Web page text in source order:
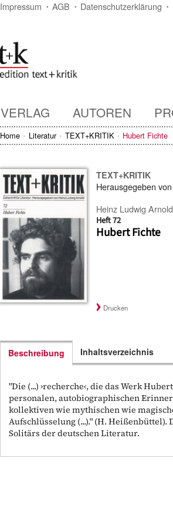
Impressum AGB Datenschutzerklärung
VERLAG AUTOREN
Home Literatur TEXT+KRITIK Hubert Fichte
TEXT+KRITIK
Herausgegeben von
Heinz Ludwig Arnold
Heft 72
Hubert Fichte
Drucken
Beschreibung
"Die (...) ›recherche‹, die das Werk
personalen, autobiographischen
kollektiven wie mythischen wie
Aufschlüsselung (...)." (H.
Solitärs der deutschen Literatur.
Inhaltsverzeichnis